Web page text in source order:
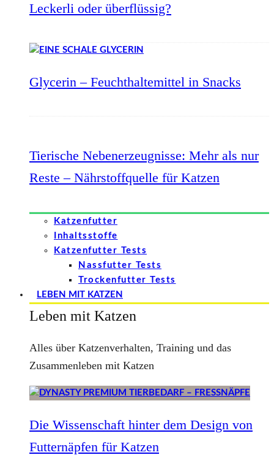
Leckerli oder überflüssig?
Glycerin – Feuchthaltemittel in Snacks
Tierische Nebenerzeugnisse: Mehr als nur
Reste – Nährstoffquelle für Katzen
Katzenfutter
Inhaltsstoffe
Katzenfutter Tests
Nassfutter Tests
Trockenfutter Tests
LEBEN MIT KATZEN
Leben mit Katzen
Alles über Katzenverhalten, Training und das
Zusammenleben mit Katzen
Die Wissenschaft hinter dem Design von
Futternäpfen für Katzen